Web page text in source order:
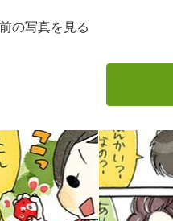
前の写真を見る